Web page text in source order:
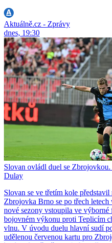
Aktuálně.cz - Zprávy
dnes, 19:30
Slovan ovládl duel se
Dulay
Slovan se ve třetím kole
Zbrojovka Brno se po třech letech
nové sezony vstoupila ve
bojovném výkonu proti Teplicím
vlnu. V úvodu duelu hlavní sudí
udělenou červenou kartu pro